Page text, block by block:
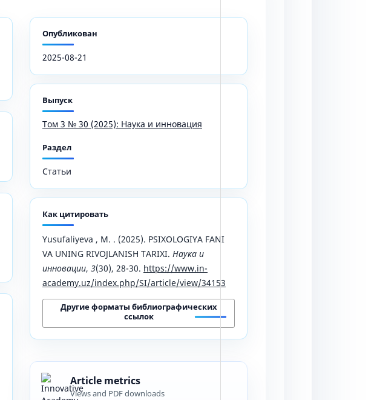
Опубликован
2025-08-21
Выпуск
Том 3 № 30 (2025): Наука и инновация
Раздел
Статьи
Как цитировать
Yusufaliyeva , M. . (2025). PSIXOLOGIYA FANI
VA UNING RIVOJLANISH TARIXI. Наука и
инновации, 3(30), 28-30. https://www.in-
academy.uz/index.php/SI/article/view/34153
Другие форматы библиографических
ссылок
Article metrics
Views and PDF downloads